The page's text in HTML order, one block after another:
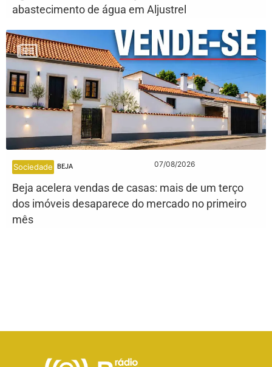
abastecimento de água em Aljustrel
Sociedade BEJA 07/08/2026
Beja acelera vendas de casas: mais de um terço
dos imóveis desaparece do mercado no primeiro
mês